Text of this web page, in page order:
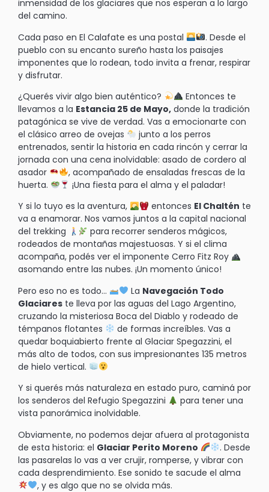
inmensidad de los glaciares que nos esperan a lo largo
del camino.
Cada paso en El Calafate es una postal
. Desde el
pueblo con su encanto sureño hasta los paisajes
imponentes que lo rodean, todo invita a frenar, respirar
y disfrutar.
¿Querés vivir algo bien auténtico?
Entonces te
llevamos a la Estancia 25 de Mayo, donde la tradición
patagónica se vive de verdad. Vas a emocionarte con
el clásico arreo de ovejas
junto a los perros
entrenados, sentir la historia en cada rincón y cerrar la
jornada con una cena inolvidable: asado de cordero al
asador
, acompañado de ensaladas frescas de la
huerta.
¡Una fiesta para el alma y el paladar!
Y si lo tuyo es la aventura,
entonces El Chaltén te
va a enamorar. Nos vamos juntos a la capital nacional
del trekking
para recorrer senderos mágicos,
rodeados de montañas majestuosas. Y si el clima
acompaña, podés ver el imponente Cerro Fitz Roy
asomando entre las nubes. ¡Un momento único!
Pero eso no es todo…
La Navegación Todo
Glaciares te lleva por las aguas del Lago Argentino,
cruzando la misteriosa Boca del Diablo y rodeado de
témpanos flotantes
de formas increíbles. Vas a
quedar boquiabierto frente al Glaciar Spegazzini, el
más alto de todos, con sus impresionantes 135 metros
de hielo vertical.
Y si querés más naturaleza en estado puro, caminá por
los senderos del Refugio Spegazzini
para tener una
vista panorámica inolvidable.
Obviamente, no podemos dejar afuera al protagonista
de esta historia: el Glaciar Perito Moreno
. Desde
las pasarelas lo vas a ver crujir, romperse, y vibrar con
cada desprendimiento. Ese sonido te sacude el alma
, y es algo que no se olvida más.